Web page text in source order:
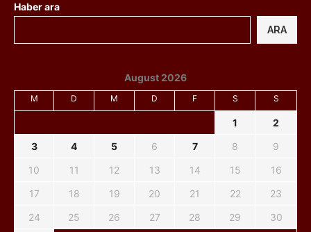
Haber ara
ARA
August 2026
M D M D F S S
1
2
3
4 5 6 7 8
9
10
11 12 13 14 15
16
17
18 19 20 21 22
23
24
25 26 27 28 29
30